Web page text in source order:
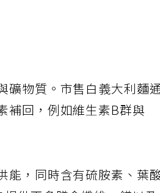
礦物質。市售白義大利麵
補回，例如維生素B群與
能，同時含有硫胺素、葉